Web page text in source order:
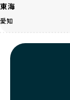
BreederFamilies
量販売、負担の
題に真摯に向き
を促進すること
る社会の実現を目
さらに、売上の
人へ寄付してい
の取り組みが不
を軽視しがちです
「ペットショッ
近年、「小さく
徴が人気を集め
す。しかし、こ
くありません。
く、レアカラー
東海
愛知